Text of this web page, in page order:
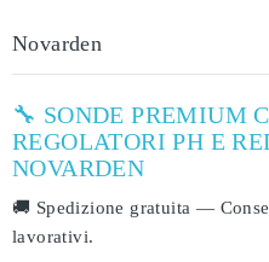
Novarden
🔧 SONDE PREMIUM
REGOLATORI PH E
NOVARDEN
🚚 Spedizione gratuita —
lavorativi.